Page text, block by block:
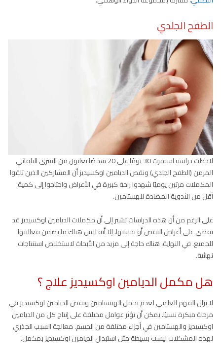
الطفح الجلدي
لاحظت دراسة استمرت 30 يومًا على 20 شخصًا يعانون من الشرى التلقائي
المزمن (الطفح الجلدي) ونقص الديامين اوكسيديز أن المشاركين الذين تلقوا
المكملات مرتين يوميًا شهدوا راحة كبيرة في الأعراض واحتاجوا إلى كمية
أقل من الأدوية المضادة للهستامين.
على الرغم من أن هذه الدراسات تشير إلى أن مكملات الديامين اوكسيديز قد
تقضي على أعراض النقص أو تحسنها، إلا أنه ليس هناك ما يضمن فعاليتها
للجميع. في النهاية، هناك حاجة إلى مزيد من الأبحاث لاستخلاص استنتاجات
نهائية.
هل مكمل الديامين اوكسيديز علاج ؟
لا يزال الفهم العلمي لعدم تحمل الهيستامين ونقص الديامين اوكسيديز في
مرحلة مبكرة نسبيًا. يمكن أن تؤثر عوامل مختلفة على إنتاج كل من الديامين
اوكسيديز والهستامين في أجزاء مختلفة من الجسم. معالجة السبب الجذري
لهذه المشكلات ليست بسيطة مثل استبدال الديامين اوكسيديز بمكمل.